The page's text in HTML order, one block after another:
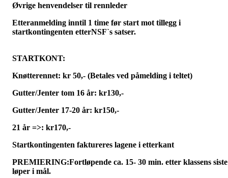
Øvrige henvendelser til rennleder
Etteranmelding inntil 1 time før start mot tillegg i
startkontingenten etterNSF`s satser.
STARTKONT:
Knøtterennet: kr 50,- (Betales ved påmelding i teltet)
Gutter/Jenter tom 16 år: kr130,-
Gutter/Jenter 17-20 år: kr150,-
21 år =>: kr170,-
Startkontingenten faktureres lagene i etterkant
PREMIERING:Fortløpende ca. 15- 30 min. etter klassens siste
løper i mål.